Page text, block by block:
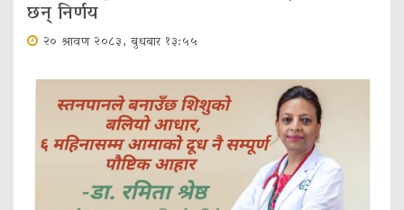
छन् निर्णय
२० श्रावण २०८३, बुधबार १३:५५